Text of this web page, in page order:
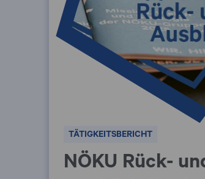
TÄTIGKEITSBERICHT
NÖKU Rück-